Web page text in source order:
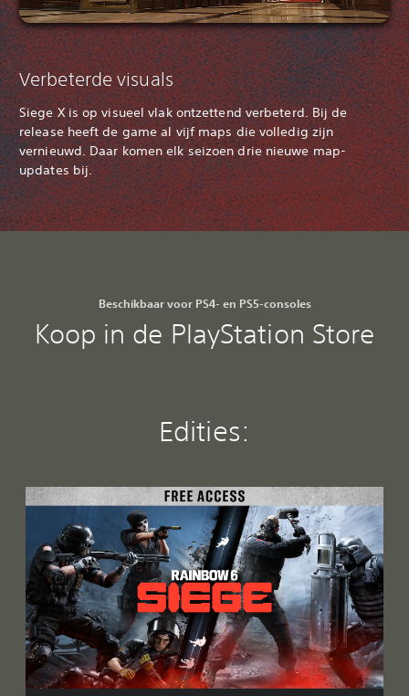
Verbeterde visuals
Siege X is op visueel vlak ontzettend verbeterd. Bij de
release heeft de game al vijf maps die volledig zijn
vernieuwd. Daar komen elk seizoen drie nieuwe map-
updates bij.
Beschikbaar voor PS4- en PS5-consoles
Koop in de PlayStation Store
Edities:
G
s
t
o
e
g
n